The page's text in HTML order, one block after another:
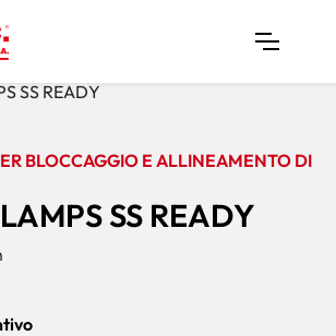
SS READY
BLOCCAGGIO E ALLINEAMENTO DI
SS READY